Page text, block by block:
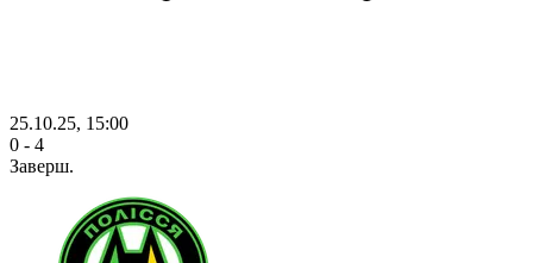
25.10.25, 15:00
0 - 4
Заверш.